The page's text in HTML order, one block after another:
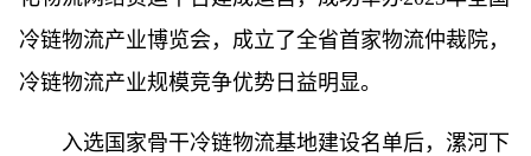
冷链物流产业博览会，成立了全省首家物流仲裁院，
冷链物流产业规模竞争优势日益明显。
入选国家骨干冷链物流基地建设名单后，漯河下